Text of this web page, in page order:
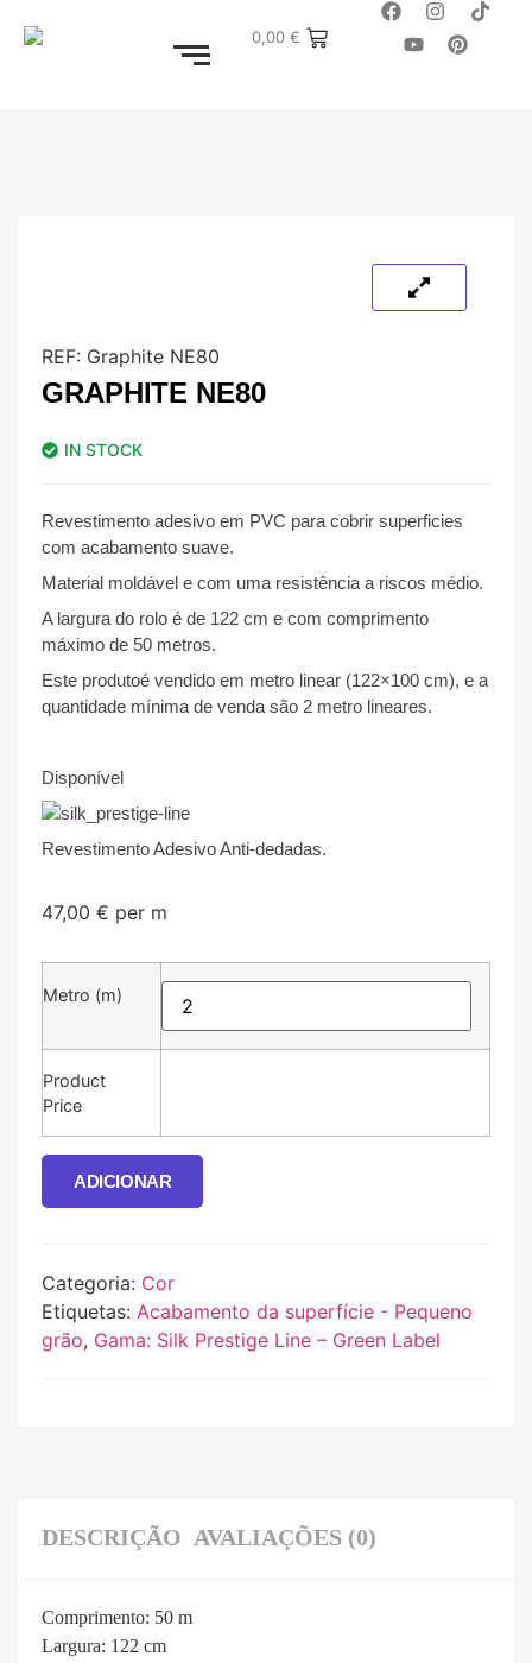
0,00€
REF: Graphite NE80
GRAPHITE NE80
IN STOCK
Revestimento adesivo em PVC para cobrir superficies
com acabamento suave.
Material moldável e com uma resistência a riscos médio.
A largura do rolo é de 122 cm e com comprimento
máximo de 50 metros.
Este produtoé vendido em metro linear (122×100 cm), e a
quantidade mínima de venda são 2 metro lineares.
Disponível
Revestimento Adesivo Anti-dedadas.
47,00 € per m
Metro (m)
Product
Price
ADICIONAR
Categoria: Cor
Etiquetas: Acabamento da superfície - Pequeno
grão, Gama: Silk Prestige Line – Green Label
DESCRIÇÃO AVALIAÇÕES (0)
Comprimento: 50 m
Largura: 122 cm